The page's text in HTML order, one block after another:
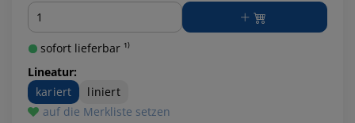
Menge
sofort lieferbar ¹⁾
Lineatur:
kariert
liniert
auf die Merkliste setzen